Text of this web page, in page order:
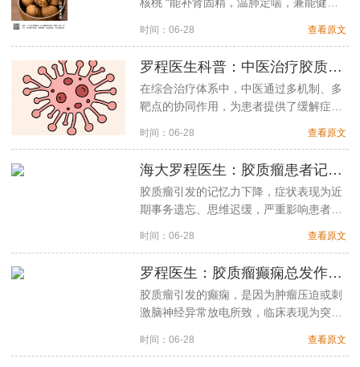
核桃 “能补肾固精，温肺定喘，兼能健
时间：06-28 查看原文
罗程医生科普：中医治疗胶质瘤，缓解头痛，降低癫痫发作频率，改善认知功能障碍
在综合治疗体系中，中医通过多机制、多
靶点的协同作用，为患者提供了缓解症
时间：06-28 查看原文
海大罗程医生：胶质瘤患者记忆力下降别慌！中医有益智开窍法
胶质瘤引发的记忆力下降，症状表现为近
期事务遗忘、思维迟缓，严重影响患者生
结合多年临床···
时间：06-28 查看原文
罗程医生：胶质瘤癫痫总发作！莫慌，4类中药组方控制发作频率
胶质瘤引发的癫痫，是因为肿瘤压迫或刺
激脑神经异常放电所致，临床表现为突然
时间：06-28 查看原文